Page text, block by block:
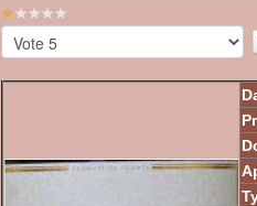
Vote
utilisateur:
Veuillez
voter